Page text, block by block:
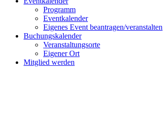
Programm
Eventkalender
Eigenes Event beantragen/veranstalten
Buchungskalender
Veranstaltungsorte
Eigener Ort
Mitglied werden